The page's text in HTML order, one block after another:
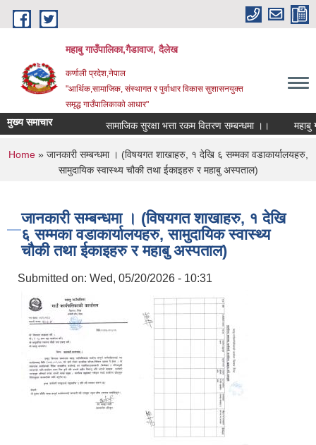
Skip to main content
महाबु गाउँपालिका,गैडावाज, दैलेख
कर्णाली प्रदेश,नेपाल
"आर्थिक,सामाजिक, संस्थागत र पुर्वाधार विकास सुशासनयुक्त
समृद्ध गाउँपालिकाकाे आधार"
मुख्य समाचार सामाजिक सुरक्षा भत्ता रकम वितरण सम्बन्धमा ।।
You are here
Home» जानकारी सम्बन्धमा । (विषयगत शाखाहरु, १ देखि ६ सम्मका वडाकार्यालयहरु,
सामुदायिक स्वास्थ्य चौकी तथा ईकाइहरु र महाबु अस्पताल)
जानकारी सम्बन्धमा । (विषयगत शाखाहरु, १ देखि
६ सम्मका वडाकार्यालयहरु, सामुदायिक स्वास्थ्य
चौकी तथा ईकाइहरु र महाबु अस्पताल)
Submitted on: Wed, 05/20/2026 - 10:31